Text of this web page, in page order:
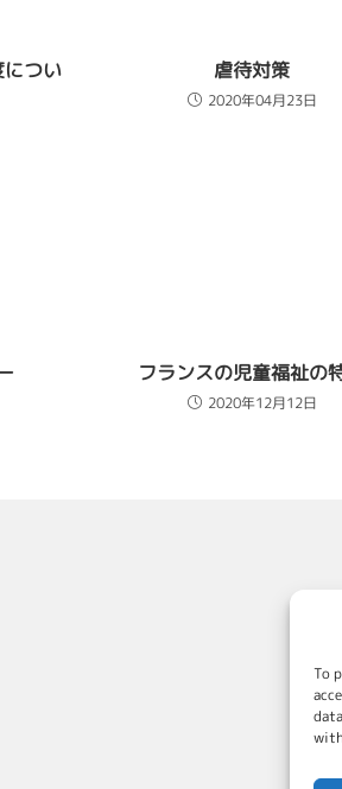
To
つい
虐待対策
2020年04月23日
フランスの児童福祉の
2020年12月12日